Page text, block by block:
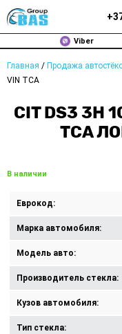
Viber
Главная / Продажа
VIN TCA
CIT DS3 3H
TCA
В наличии
Еврокод:
Марка автомобиля:
Модель авто:
Производитель стекла:
Кузов автомобиля:
Тип стекла:
ЗАМЕНА АВТОСТЕКОЛ
ПРОДАЖА
ДОП. УСЛУГИ
ВОПРОС-ОТВЕТ
КОНТАКТЫ